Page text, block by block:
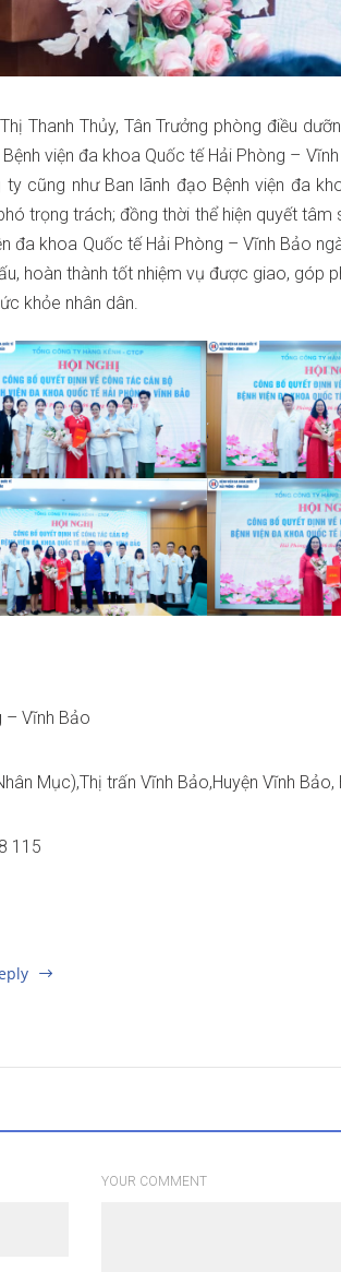
Thanh Thủy, Tân Trưởng phòng điều
viện đa khoa Quốc tế Hải Phòng –
cũng như Ban lãnh đạo Bệnh viện đa
trọng trách; đồng thời thể hiện quyết tâm
đa khoa Quốc tế Hải Phòng – Vĩnh Bảo
hoàn thành tốt nhiệm vụ được giao, góp
khỏe nhân dân.
– Vĩnh Bảo
Mục),Thị trấn Vĩnh Bảo,Huyện Vĩnh Bảo,
115
YOUR COMMENT